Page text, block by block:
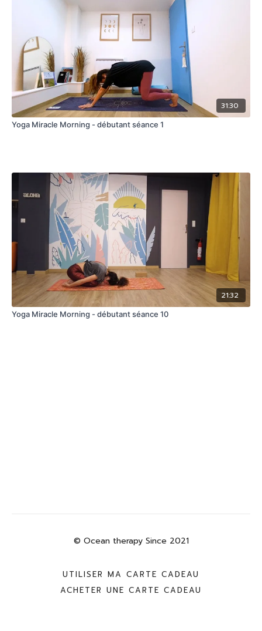
31:30
Yoga Miracle Morning - débutant séance 1
21:32
Yoga Miracle Morning - débutant séance 10
© Ocean therapy Since 2021
UTILISER MA CARTE CADEAU
ACHETER UNE CARTE CADEAU